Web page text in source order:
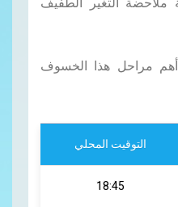
مراحل هذا الخسوف
التوقيت المحلي
18:45